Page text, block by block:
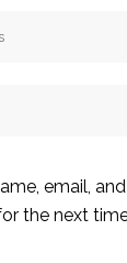
email,
the next